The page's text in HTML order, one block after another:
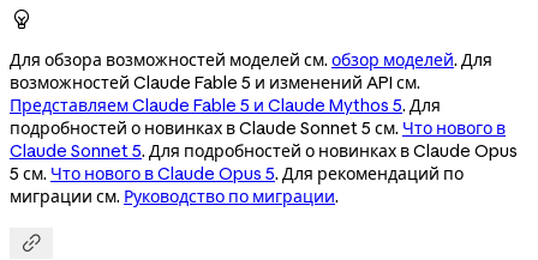

Для обзора возможностей моделей см. обзор моделей. Для
возможностей Claude Fable 5 и изменений API см.
Представляем Claude Fable 5 и Claude Mythos 5. Для
подробностей о новинках в Claude Sonnet 5 см. Что нового в
Claude Sonnet 5. Для подробностей о новинках в Claude Opus
5 см. Что нового в Claude Opus 5. Для рекомендаций по
миграции см. Руководство по миграции.
